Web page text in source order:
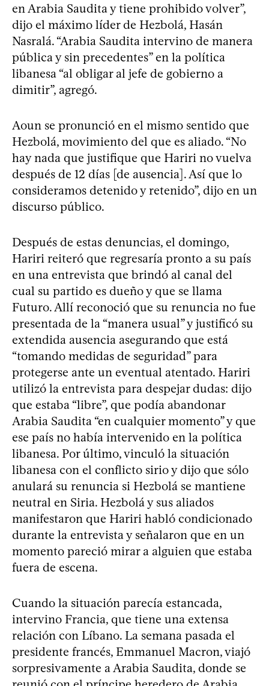
en Arabia Saudita y tiene prohibido volver”,
dijo el máximo líder de Hezbolá, Hasán
Nasralá. “Arabia Saudita intervino de manera
pública y sin precedentes” en la política
libanesa “al obligar al jefe de gobierno a
dimitir”, agregó.
Aoun se pronunció en el mismo sentido que
Hezbolá, movimiento del que es aliado. “No
hay nada que justifique que Hariri no vuelva
después de 12 días [de ausencia]. Así que lo
consideramos detenido y retenido”, dijo en un
discurso público.
Después de estas denuncias, el domingo,
Hariri reiteró que regresaría pronto a su país
en una entrevista que brindó al canal del
cual su partido es dueño y que se llama
Futuro. Allí reconoció que su renuncia no fue
presentada de la “manera usual” y justificó su
extendida ausencia asegurando que está
“tomando medidas de seguridad” para
protegerse ante un eventual atentado. Hariri
utilizó la entrevista para despejar dudas: dijo
que estaba “libre”, que podía abandonar
Arabia Saudita “en cualquier momento” y que
ese país no había intervenido en la política
libanesa. Por último, vinculó la situación
libanesa con el conflicto sirio y dijo que sólo
anulará su renuncia si Hezbolá se mantiene
neutral en Siria. Hezbolá y sus aliados
manifestaron que Hariri habló condicionado
durante la entrevista y señalaron que en un
momento pareció mirar a alguien que estaba
fuera de escena.
Cuando la situación parecía estancada,
intervino Francia, que tiene una extensa
relación con Líbano. La semana pasada el
presidente francés, Emmanuel Macron, viajó
sorpresivamente a Arabia Saudita, donde se